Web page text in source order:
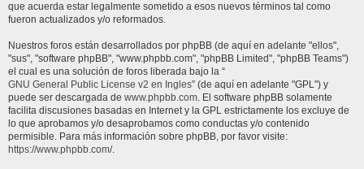
que acuerda estar legalmente sometido a esos nuevos términos tal como
fueron actualizados y/o reformados.
Nuestros foros están desarrollados por phpBB (de aquí en adelante "ellos",
"sus", "software phpBB", "www.phpbb.com", "phpBB Limited", "phpBB Teams")
el cual es una solución de foros liberada bajo la “
GNU General Public License v2 en Ingles” (de aquí en adelante "GPL") y
puede ser descargada de www.phpbb.com. El software phpBB solamente
facilita discusiones basadas en Internet y la GPL estrictamente los excluye de
lo que aprobamos y/o desaprobamos como conductas y/o contenido
permisible. Para más información sobre phpBB, por favor visite:
https://www.phpbb.com/.